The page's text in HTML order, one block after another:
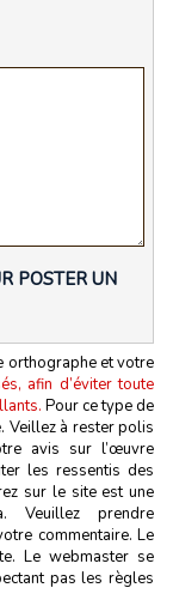
POSTER UN
orthographe et votre
afin d’éviter toute
Pour ce type de
Veillez à rester polis
avis sur l’œuvre
les ressentis des
sur le site est une
Veuillez prendre
commentaire. Le
Le webmaster se
pas les règles